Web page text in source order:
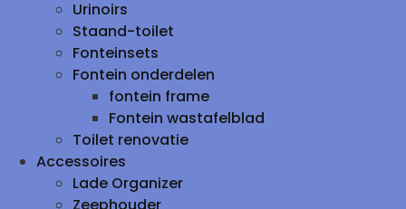
Urinoirs
Staand-toilet
Fonteinsets
Fontein onderdelen
fontein frame
Fontein wastafelblad
Toilet renovatie
Accessoires
Lade Organizer
Zeephouder